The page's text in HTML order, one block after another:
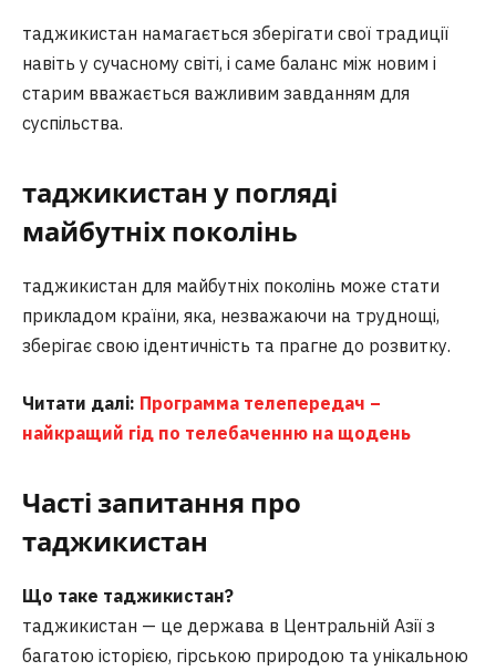
таджикистан намагається зберігати свої традиції
навіть у сучасному світі, і саме баланс між новим і
старим вважається важливим завданням для
суспільства.
таджикистан у погляді
майбутніх поколінь
таджикистан для майбутніх поколінь може стати
прикладом країни, яка, незважаючи на труднощі,
зберігає свою ідентичність та прагне до розвитку.
Читати далі: Программа телепередач –
найкращий гід по телебаченню на щодень
Часті запитання про
таджикистан
Що таке таджикистан?
таджикистан — це держава в Центральній Азії з
багатою історією, гірською природою та унікальною